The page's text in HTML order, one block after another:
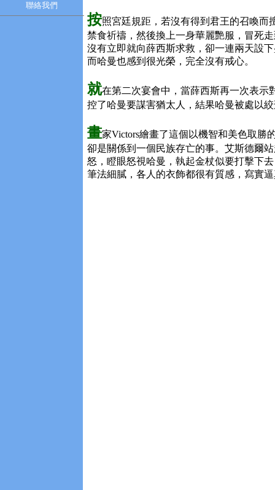
聯絡我們
按照宮廷規距，若沒有得到君王的召喚而
禁食祈禱，然後換上一身華麗艷服，冒死
沒有立即就向薛西斯求救，卻一連兩天設
而哈曼也感到很光榮，完全沒有戒心。
就在第二次宴會中，當薛西斯再一次表示
控了哈曼要謀害猶太人，結果哈曼被處以
畫家Victors繪畫了這個以機智和美色取勝
卻是關係到一個民族存亡的事。艾斯德爾
怒，瞪眼怒視哈曼，執起金杖似要打擊下
筆法細膩，各人的衣飾都很有質感，寫實